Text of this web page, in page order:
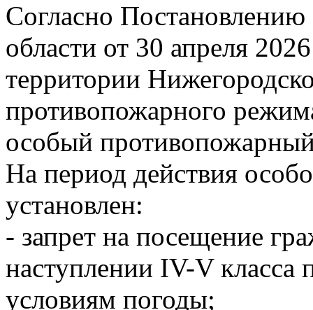
Согласно
области от 30 апреля
территории
противопожарного
особый
На период действия
установлен:
- запрет на посещение
наступлении IV-V класса
условиям погоды;